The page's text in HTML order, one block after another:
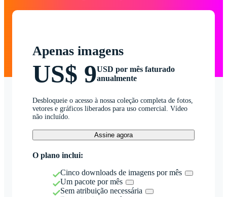
Apenas imagens
US$ 9USD por mês faturado
anualmente
Desbloqueie o acesso à nossa coleção completa de fotos,
vetores e gráficos liberados para uso comercial. Vídeo
não incluído.
Assine agora
O plano inclui:
Cinco downloads de imagens por mês
Um pacote por mês
Sem atribuição necessária